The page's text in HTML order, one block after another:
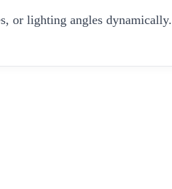
or lighting angles dynamically.